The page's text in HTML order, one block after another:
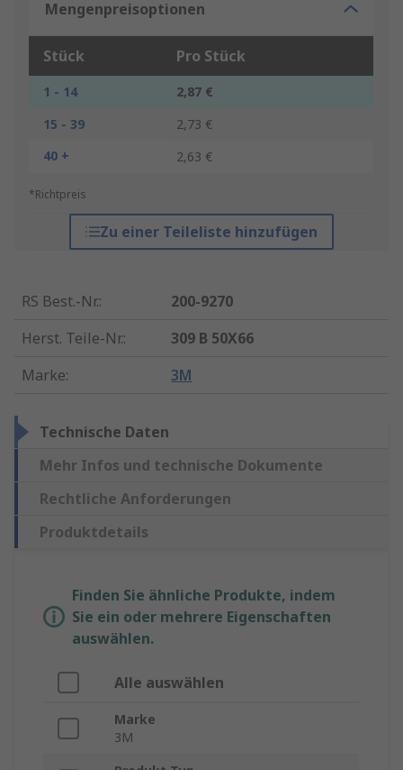
Mengenpreisoptionen
Stück Pro Stück
1 - 14
2,87 €
15 - 39
2,73 €
40 +
2,63 €
*Richtpreis
Zu einer Teileliste hinzufügen
RS Best.-Nr.:
200-9270
Herst. Teile-Nr.:
309 B 50X66
Marke: 3M
Technische Daten
Mehr Infos und technische Dokumente
Rechtliche Anforderungen
Produktdetails
Finden Sie ähnliche Produkte, indem
Sie ein oder mehrere Eigenschaften
auswählen.
Alle auswählen
Marke
3M